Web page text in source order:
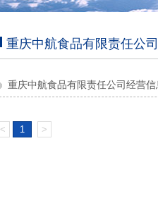
重庆中航食品有限责任公司
重庆中航食品有限责任公司经营信
< 1 >